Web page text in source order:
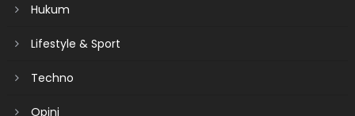
Hukum
Lifestyle & Sport
Techno
Opini